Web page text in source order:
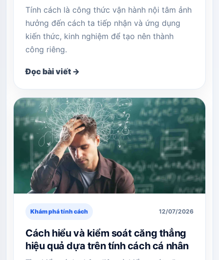
Tính cách là công thức vận hành nội tâm ảnh
hưởng đến cách ta tiếp nhận và ứng dụng
kiến thức, kinh nghiệm để tạo nên thành
công riêng.
Đọc bài viết →
Khám phá tính cách 12/07/2026
Cách hiểu và kiểm soát căng thẳng
hiệu quả dựa trên tính cách cá nhân